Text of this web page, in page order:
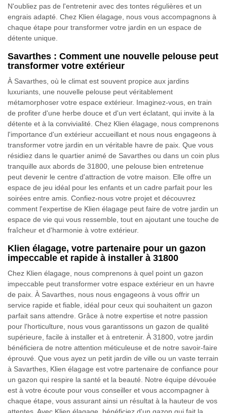
N'oubliez pas de l'entretenir avec des tontes régulières et un
engrais adapté. Chez Klien élagage, nous vous accompagnons à
chaque étape pour transformer votre jardin en un espace de
détente unique.
Savarthes : Comment une nouvelle pelouse peut
transformer votre extérieur
À Savarthes, où le climat est souvent propice aux jardins
luxuriants, une nouvelle pelouse peut véritablement
métamorphoser votre espace extérieur. Imaginez-vous, en train
de profiter d'une herbe douce et d'un vert éclatant, qui invite à la
détente et à la convivialité. Chez Klien élagage, nous comprenons
l'importance d'un extérieur accueillant et nous nous engageons à
transformer votre jardin en un véritable havre de paix. Que vous
résidiez dans le quartier animé de Savarthes ou dans un coin plus
tranquille aux abords de 31800, une pelouse bien entretenue
peut devenir le centre d'attraction de votre maison. Elle offre un
espace de jeu idéal pour les enfants et un cadre parfait pour les
soirées entre amis. Confiez-nous votre projet et découvrez
comment l'expertise de Klien élagage peut faire de votre jardin un
espace de vie qui vous ressemble, tout en ajoutant une touche de
fraîcheur et d'harmonie à votre extérieur.
Klien élagage, votre partenaire pour un gazon
impeccable et rapide à installer à 31800
Chez Klien élagage, nous comprenons à quel point un gazon
impeccable peut transformer votre espace extérieur en un havre
de paix. À Savarthes, nous nous engageons à vous offrir un
service rapide et fiable, idéal pour ceux qui souhaitent un gazon
parfait sans attendre. Grâce à notre expertise et notre passion
pour l'horticulture, nous vous garantissons un gazon de qualité
supérieure, facile à installer et à entretenir. À 31800, votre jardin
bénéficiera de notre attention méticuleuse et de notre savoir-faire
éprouvé. Que vous ayez un petit jardin de ville ou un vaste terrain
à Savarthes, Klien élagage est votre partenaire de confiance pour
un gazon qui respire la santé et la beauté. Notre équipe dévouée
est à votre écoute pour vous conseiller et vous accompagner à
chaque étape, vous assurant ainsi un résultat à la hauteur de vos